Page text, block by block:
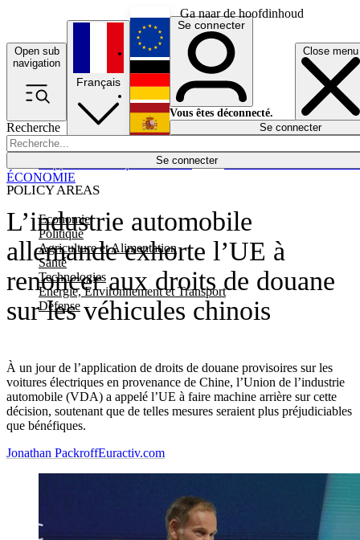
Ga naar de hoofdinhoud
Open sub
navigation
Close menu
Recherche
Se connecter
POLICY AREAS
Economie
Politique
Agriculture et Alimentation
Santé
Technologies
Energie, Environnement et Transport
Défense
Économie
Français
English
Deutsch
Español
Se connecter
Vous êtes déconnecté.
Se connecter
L’industrie automobile
allemande exhorte l’UE à
renoncer aux droits de douane
sur les véhicules chinois
À un jour de l’application de droits de douane provisoires sur les
voitures électriques en provenance de Chine, l’Union de l’industrie
automobile (VDA) a appelé l’UE à faire machine arrière sur cette
décision, soutenant que de telles mesures seraient plus préjudiciables
que bénéfiques.
ÉCONOMIE
Jonathan PackroffEuractiv.com